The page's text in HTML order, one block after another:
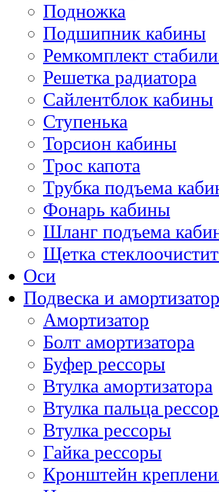
Подножка
Подшипник кабины
Ремкомплект
Решетка радиатора
Сайлентблок кабины
Ступенька
Торсион кабины
Трос капота
Трубка подъема
Фонарь кабины
Шланг подъема
Щетка
Оси
Подвеска и
Амортизатор
Болт амортизатора
Буфер рессоры
Втулка амортизатора
Втулка пальца
Втулка рессоры
Гайка рессоры
Кронштейн